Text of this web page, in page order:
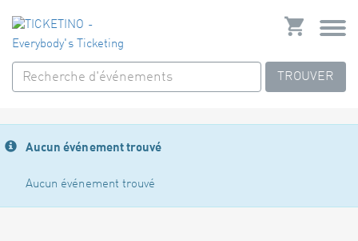
TROUVER
Aucun événement trouvé
Aucun événement trouvé